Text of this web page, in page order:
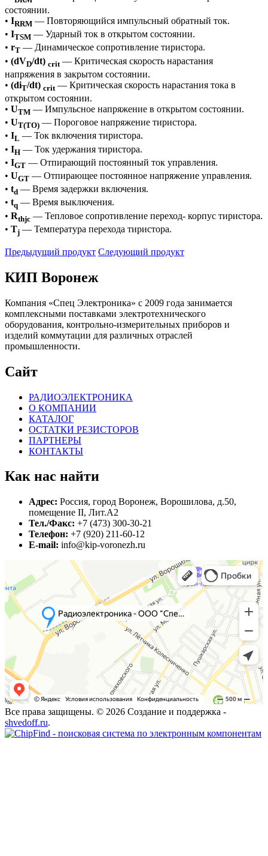
состоянии.
• IRRM — Повторяющийся импульсный обратный ток.
• ITSM — Ударный ток в открытом состоянии.
• rT — Динамическое сопротивление тиристора.
• (dVD/dt) crit — Критическая скорость нарастания
напряжения в закрытом состоянии.
• (diT/dt) crit — Критическая скорость нарастания тока в
открытом состоянии.
• UTM — Импульсное напряжение в открытом состоянии.
• UT(TO) — Пороговое напряжение тиристора.
• IL — Ток включения тиристора.
• IH — Ток удержания тиристора.
• IGT — Отпирающий постоянный ток управления.
• UGT — Отпирающее постоянное напряжение управления.
• td — Время задержки включения.
• tq — Время выключения.
• Rthjc — Тепловое сопротивление переход- корпус тиристора.
• Tj — Температура перехода тиристора.
Предыдущий продукт Следующий продукт
КИП Воронеж
Компания «Спец Электроника» c 2009 года занимается
комплексными поставками электротехнического
оборудования, контрольно-измерительных приборов и
изделий коммутации для различных отраслей
промышленности.
Сайт
РАДИОЭЛЕКТРОНИКА
О КОМПАНИИ
КАТАЛОГ
ОСТАТКИ РЕЗИСТОРОВ
ПАРТНЕРЫ
КОНТАКТЫ
Как нас найти
Адрес: Россия, город Воронеж, Ворошилова, д.50,
помещение II, Лит.А2
Тел./Факс: +7 (473) 300-30-21
Телефон: +7 (920) 211-60-12
E-mail: info@kip-voronezh.ru
Все права защищены. © 2026 Создание и поддержка -
shvedoff.ru.